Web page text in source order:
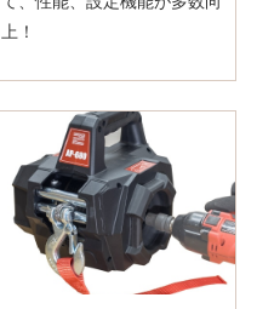
上！